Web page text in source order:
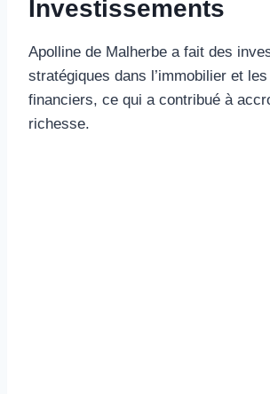
Investissements
Apolline de Malherbe a fait des
stratégiques dans l’immobilier et
financiers, ce qui a contribué à
richesse.